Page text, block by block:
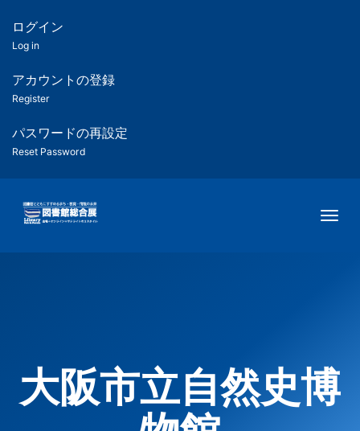
ツ
匿
名
ユ
ー
ー
用
メ
ー
ログイン
Log in
アカウントの登録
Register
パスワードの再設定
Reset Password
大阪市立自然史博